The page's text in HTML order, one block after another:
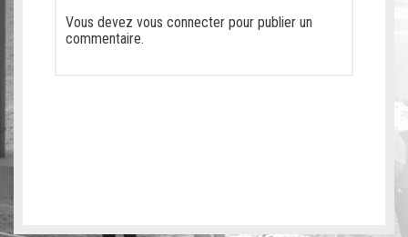
Vous devez vous connecter pour publier un
commentaire.